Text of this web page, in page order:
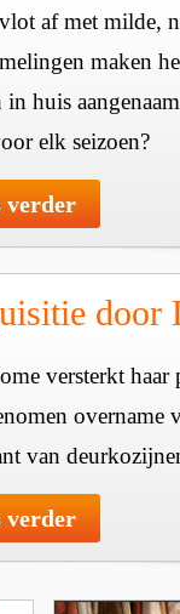
af met milde,
maken
in huis
elk seizoen?
verder
door
versterkt haar
overname
van
verder